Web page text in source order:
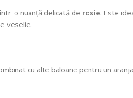
o nuanță delicată de rosie. Este
veselie.
cu alte baloane pentru un